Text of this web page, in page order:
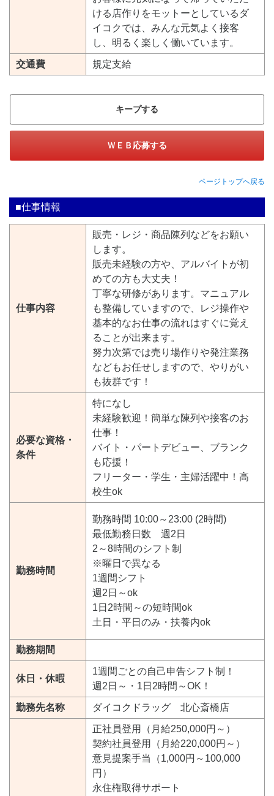
ける店作りをモットーとしているダ
イコクでは、みんな元気よく接客
し、明るく楽しく働いています。
交通費 規定支給
キープする
ＷＥＢ応募する
ページトップへ戻る
■仕事情報
仕事内容
販売・レジ・商品陳列などをお願い
します。
販売未経験の方や、アルバイトが初
めての方も大丈夫！
丁寧な研修があります。マニュアル
も整備していますので、レジ操作や
基本的なお仕事の流れはすぐに覚え
ることが出来ます。
努力次第では売り場作りや発注業務
などもお任せしますので、やりがい
も抜群です！
必要な資格・
条件
特になし
未経験歓迎！簡単な陳列や接客のお
仕事！
バイト・パートデビュー、ブランク
も応援！
フリーター・学生・主婦活躍中！高
校生ok
勤務時間
勤務時間 10:00～23:00 (2時間)
最低勤務日数 週2日
2～8時間のシフト制
※曜日で異なる
1週間シフト
週2日～ok
1日2時間～の短時間ok
土日・平日のみ・扶養内ok
勤務期間
休日・休暇
1週間ごとの自己申告シフト制！
週2日～・1日2時間～OK！
勤務先名称 ダイコクドラッグ 北心斎橋店
正社員登用（月給250,000円～）
契約社員登用（月給220,000円～）
意見提案手当（1,000円～100,000
円）
永住権取得サポート